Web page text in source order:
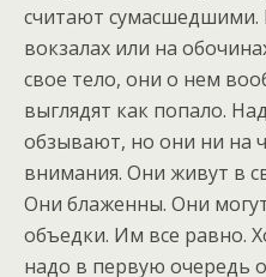
считают
вокзалах или на
свое тело, они о нем
выглядят как попало.
обзывают, но они ни на
внимания. Они живут в
Они блаженны. Они
объедки. Им все равно.
надо в первую очередь